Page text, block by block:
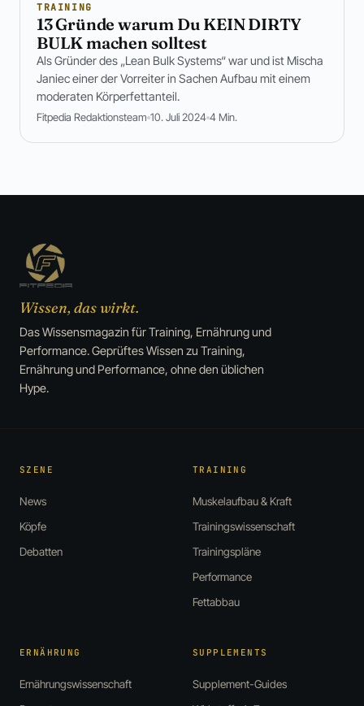
TRAINING
13 Gründe warum Du KEIN DIRTY
BULK machen solltest
Als Gründer des „Lean Bulk Systems“ war und ist Mischa
Janiec einer der Vorreiter in Sachen Aufbau mit einem
moderaten Körperfettanteil.
Fitpedia Redaktionsteam 10. Juli 2024 4 Min.
Wissen, das wirkt.
Das Wissensmagazin für Training, Ernährung und
Performance. Geprüftes Wissen zu Training,
Ernährung und Performance, ohne den üblichen
Hype.
SZENE
News
Köpfe
Debatten
TRAINING
Muskelaufbau & Kraft
Trainingswissenschaft
Trainingspläne
Performance
Fettabbau
ERNÄHRUNG
Ernährungswissenschaft
SUPPLEMENTS
Supplement-Guides